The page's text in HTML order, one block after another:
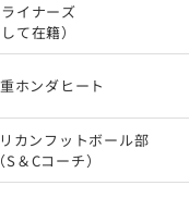
イナーズ
て在籍）
ホンダヒート
カンフットボール部
＆Cコーチ）